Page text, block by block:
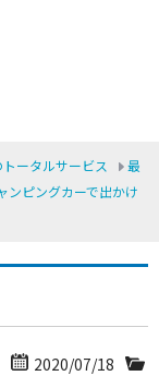
ータルサービス
最
ンピングカーで出かけ
2020/07/18